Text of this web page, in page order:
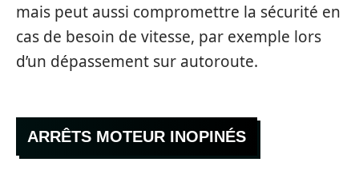
mais peut aussi compromettre la sécurité en
cas de besoin de vitesse, par exemple lors
d’un dépassement sur autoroute.
ARRÊTS MOTEUR INOPINÉS